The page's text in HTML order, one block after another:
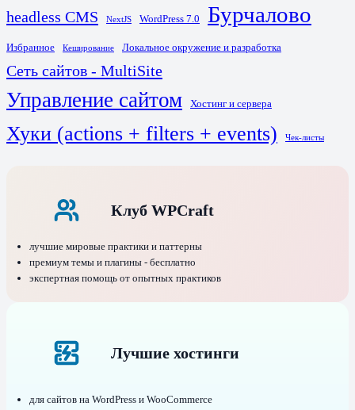
headless CMS NextJS WordPress 7.0 Бурчалово
Избранное Кеширование Локальное окружение и разработка
Сеть сайтов - MultiSite
Управление сайтом Хостинг и сервера
Хуки (actions + filters + events) Чек-листы
Клуб WPCraft
лучшие мировые практики и паттерны
премиум темы и плагины - бесплатно
экспертная помощь от опытных практиков
Лучшие хостинги
для сайтов на WordPress и WooCommerce